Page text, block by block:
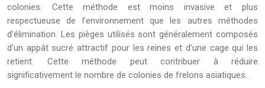
colonies. Cette méthode est moins invasive et plus
respectueuse de l’environnement que les autres méthodes
d’élimination. Les pièges utilisés sont généralement composés
d’un appât sucré attractif pour les reines et d’une cage qui les
retient. Cette méthode peut contribuer à réduire
significativement le nombre de colonies de frelons asiatiques.